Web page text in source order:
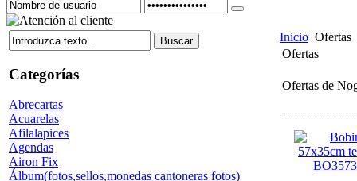
Categorías
Abrecartas
Acuarelas
Afilalapices
Agendas
Airon Fix
Álbum(fotos,sellos,monedas cantoneras fotos)
Inicio Ofertas
Ofertas
Ofertas de